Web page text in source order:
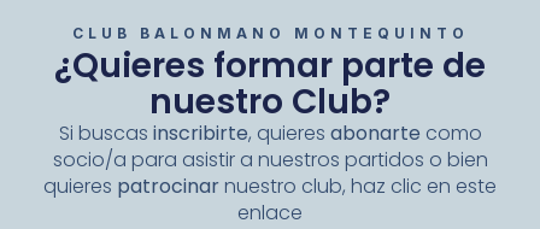
CLUB BALONMANO MONTEQUINTO
¿Quieres formar parte de
nuestro Club?
Si buscas inscribirte, quieres abonarte como
socio/a para asistir a nuestros partidos o bien
quieres patrocinarnuestro club, haz clic en este
enlace